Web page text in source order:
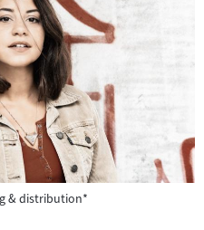
& distribution*